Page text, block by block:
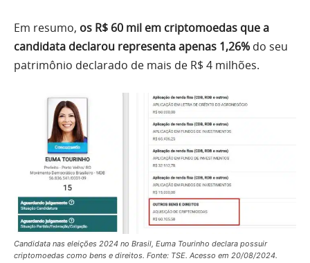
Em resumo, os R$ 60 mil em criptomoedas que a
candidata declarou representa apenas 1,26% do seu
patrimônio declarado de mais de R$ 4 milhões.
Candidata nas eleições 2024 no Brasil, Euma Tourinho declara possuir
criptomoedas como bens e direitos. Fonte: TSE. Acesso em 20/08/2024.